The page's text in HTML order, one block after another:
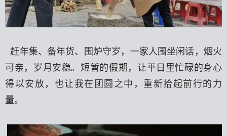
赶年集、备年货、围炉守岁，一家人围坐闲话，烟火
可亲，岁月安稳。短暂的假期，让平日里忙碌的身心
得以安放，也让我在团圆之中，重新拾起前行的力
量。